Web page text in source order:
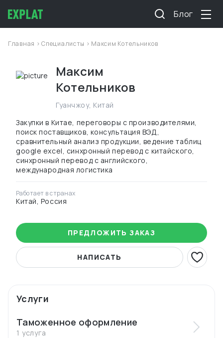
Блог
Главная >Специалисты > Максим Котельников
Максим
Котельников
Гуанчжоу, Китай
Закупки в Китае, переговоры с производителями,
поиск поставщиков, консультация ВЭД,
сравнительный анализ продукции, ведение таблиц
google excel, синхронный перевод с китайского,
синхронный перевод с английского,
международная логистика
Работает в странах
Китай, Россия
ПРЕДЛОЖИТЬ ЗАКАЗ
НАПИСАТЬ
Услуги
Таможенное оформление
1 услуга